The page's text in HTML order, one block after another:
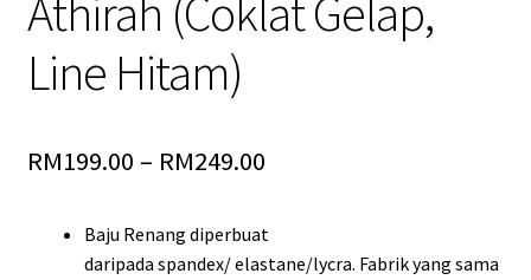
Athirah (Coklat Gelap,
Line Hitam)
RM199.00 – RM249.00
Baju Renang diperbuat
daripada spandex/ elastane/lycra. Fabrik yang sama